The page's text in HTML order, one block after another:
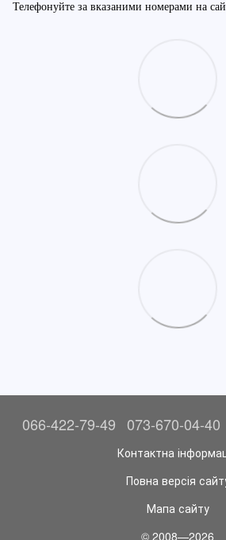
Телефонуйте за вказаними номерами на
066-422-79-49 073-670-04-40
Контактна
Повна версія
Мапа сайту
© 2008—2026